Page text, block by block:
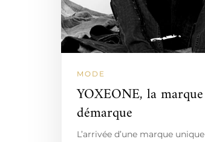
MODE
YOXEONE, la
démarque
L’arrivée d’une marque